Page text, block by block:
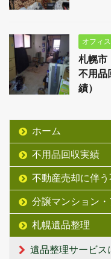
オフィ
札幌市
不用品
績）
ホーム
不用品回収実績
不動産売却に伴
分譲マンション・
札幌遺品整理
遺品整理サービス